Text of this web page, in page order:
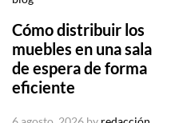
Cómo distribuir los
muebles en una sala
de espera de forma
eficiente